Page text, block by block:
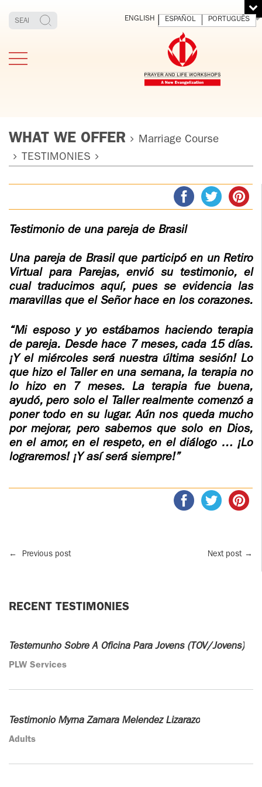
YOUNG ADULTS
PLW
ADOLECENTS
PLW CHILDREN
MARRIAGE
COURSE
ENCOUNTERS –
EXPERIENCE OF
GOD
EVANGELIZATION
TALKS AND
MEETINGS
LARRAÑAGA
OFM CAP.
HOMAGE
FATHER
LARRAÑAGA
FATHER
IGNACIO
LARRAÑAGA
WORK
BOOKS
VIDEOS
AND LIVING
ENGLISH ESPAÑOL PORTUGUÊS
WHAT WE OFFER
Marriage Course
TESTIMONIES
Testimonio de una pareja de Brasil
Una pareja de Brasil que participó en un Retiro
Virtual para Parejas, envió su testimonio, el
cual traducimos aquí, pues se evidencia las
maravillas que el Señor hace en los corazones.
“Mi esposo y yo estábamos haciendo terapia
de pareja. Desde hace 7 meses, cada 15 días.
¡Y el miércoles será nuestra última sesión! Lo
que hizo el Taller en una semana, la terapia no
lo hizo en 7 meses. La terapia fue buena,
ayudó, pero solo el Taller realmente comenzó a
poner todo en su lugar. Aún nos queda mucho
por mejorar, pero sabemos que solo en Dios,
en el amor, en el respeto, en el diálogo … ¡Lo
lograremos! ¡Y así será siempre!”
← Previous post Next post →
RECENT TESTIMONIES
Testemunho Sobre A Oficina Para Jovens (TOV/Jovens)
PLW Services
Testimonio Myrna Zamara Melendez Lizarazo
Adults